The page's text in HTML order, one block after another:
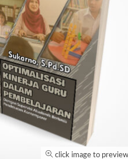
click image to preview